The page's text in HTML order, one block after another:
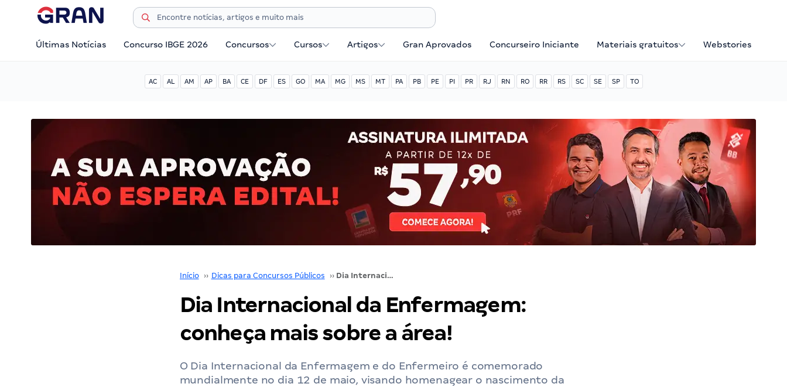
Últimas Notícias Concurso IBGE 2026 Concursos Cursos Artigos Gran Aprovados Concurseiro Iniciante Materiais gratuitos Webstories
AC AL AM AP BA CE DF ES GO MA MG MS MT PA PB PE PI PR RJ RN RO RR RS SC SE SP TO
Início ›› Dicas para Concursos Públicos ›› Dia Internacional da Enfermagem: conheça mais sobre a área!
Dia Internacional da Enfermagem:
conheça mais sobre a área!
O Dia Internacional da Enfermagem e do Enfermeiro é comemorado
mundialmente no dia 12 de maio, visando homenagear o nascimento da